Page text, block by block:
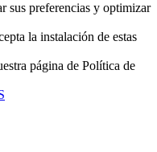
sus preferencias y optimizar
la instalación de estas
página de Política de